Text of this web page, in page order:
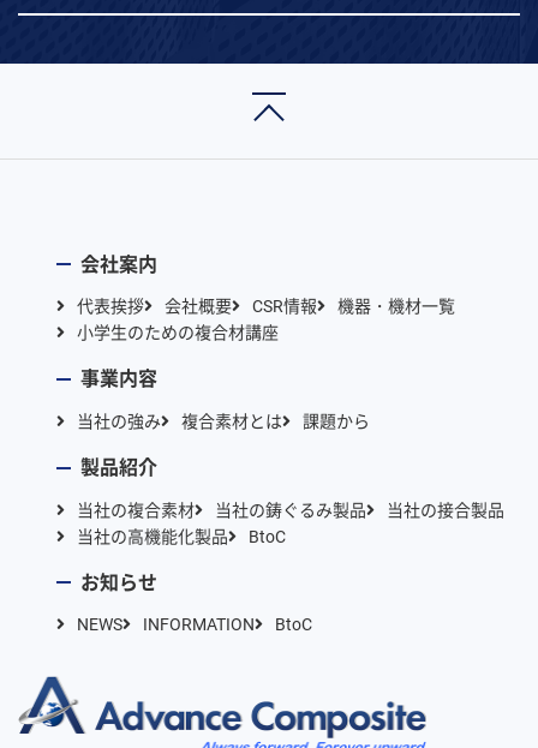
会社案内
代表挨拶 会社概要 CSR情報
機器・機材一覧
小学生のための複合材講座
事業内容
当社の強み 複合素材とは 課題から
製品紹介
当社の複合素材 当社の鋳ぐるみ製品
当社の接合製品
当社の高機能化製品
BtoC
お知らせ
NEWS INFORMATION BtoC